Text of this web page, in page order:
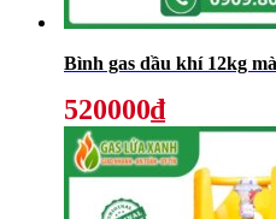
Bình gas dầu khí 12kg
520000₫